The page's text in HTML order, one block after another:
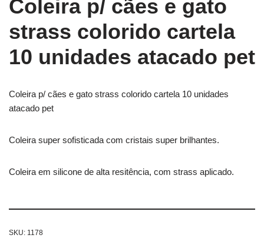
Coleira p/ cães e gato
strass colorido cartela
10 unidades atacado pet
Coleira p/ cães e gato strass colorido cartela 10 unidades
atacado pet
Coleira super sofisticada com cristais super brilhantes.
Coleira em silicone de alta resitência, com strass aplicado.
SKU: 1178